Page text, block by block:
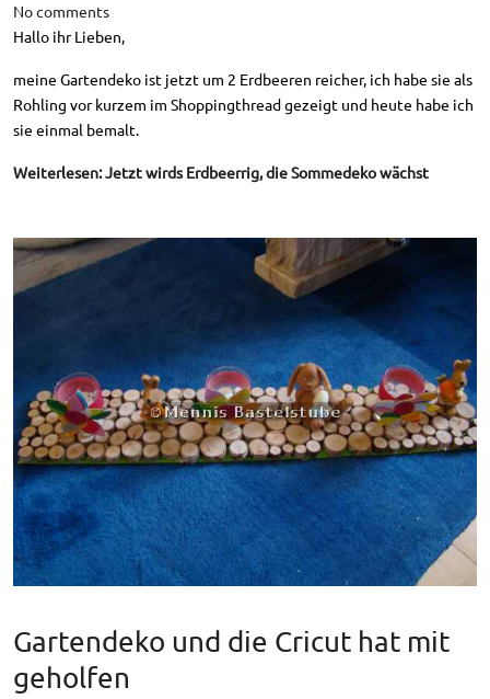
No comments
Hallo ihr Lieben,
meine Gartendeko ist jetzt um 2 Erdbeeren reicher, ich habe sie als
Rohling vor kurzem im Shoppingthread gezeigt und heute habe ich
sie einmal bemalt.
Weiterlesen: Jetzt wirds Erdbeerrig, die Sommedeko wächst
Gartendeko und die Cricut hat mit
geholfen